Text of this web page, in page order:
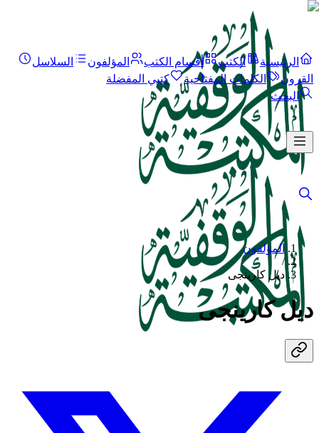
الرئيسية الكتب أقسام الكتب المؤلفون
السلاسل
القرون
الكلمات المفتاحية
كتبي المفضلة
البحث
المؤلفون
/
ديل كارينجى
ديل كارينجى